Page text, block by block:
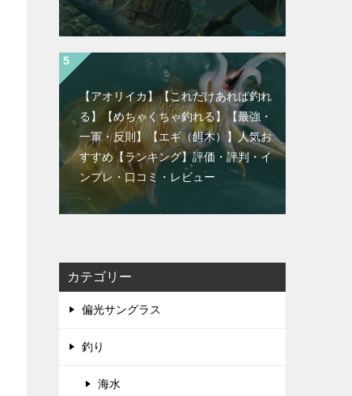
【アオリイカ】【これだけあれば釣れ
る】【めちゃくちゃ釣れる】【最強・
一軍・反則】【エギ（餌木）】人気お
すすめ【ランキング】評価・評判・イ
ンプレ・口コミ・レビュー
カテゴリー
偏光サングラス
釣り
海水